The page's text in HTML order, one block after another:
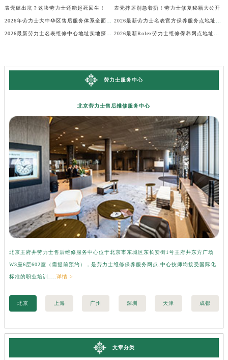
表壳磕出坑？这块劳力士还能起死回生！ 表壳摔坏别急着扔！劳力士修复秘籍大公开
劳力士服务中心
北京劳力士售后维修服务中心
北京王府井劳力士售后维修服务中心位于北京市东城区东长安街1号王府井东方广场
W3座6层602室（需提前预约），是劳力士维修保养服务网点,中心技师均接受国际化
标准的职业培训.... 详情 >
北京 上海 广州 深圳 天津 成都
文章分类